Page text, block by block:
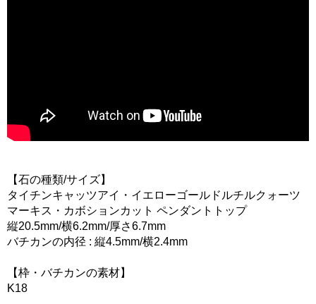
【石の種類/サイズ】
タイチンキャッツアイ・イエローゴールドルチルクォーツ
マーキス・カボションカット ペンダントトップ
縦20.5mm/横6.2mm/厚さ6.7mm
バチカンの内径 : 縦4.5mm/横2.4mm
【枠・バチカンの素材】
K18